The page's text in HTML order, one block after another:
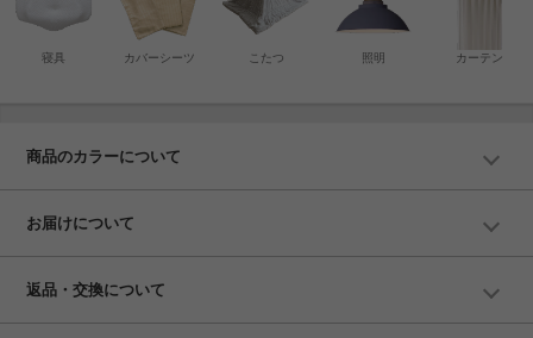
寝具 カバーシーツ こたつ カーテン
照明
商品のカラーについて
お届けについて
返品・交換について